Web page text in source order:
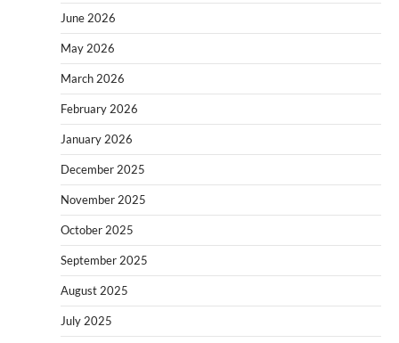
June 2026
May 2026
March 2026
February 2026
January 2026
December 2025
November 2025
October 2025
September 2025
August 2025
July 2025